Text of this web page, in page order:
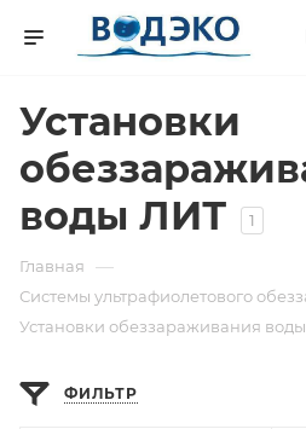
Установки
воды ЛИТ
1
Главная —
Системы ультрафиолетового
Установки обеззараживания
ФИЛЬТР